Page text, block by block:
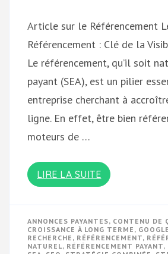
Article sur le Référencement
Référencement : Clé de la
Le référencement, qu’il soit
payant (SEA), est un pilier
entreprise cherchant à
ligne. En effet, être bien
moteurs de …
LIRE LA SUITE
ANNONCES PAYANTES, CONTENU DE
CROISSANCE À LONG TERME , GOOGLE
RECHERCHE , RÉFÉRENCEMENT,
NATUREL, RÉFÉRENCEMENT PAYANT,